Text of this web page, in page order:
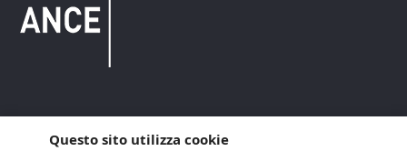
Copyright © 2021 ANCE. Tutti i diritti riservati.
Questo sito utilizza cookie